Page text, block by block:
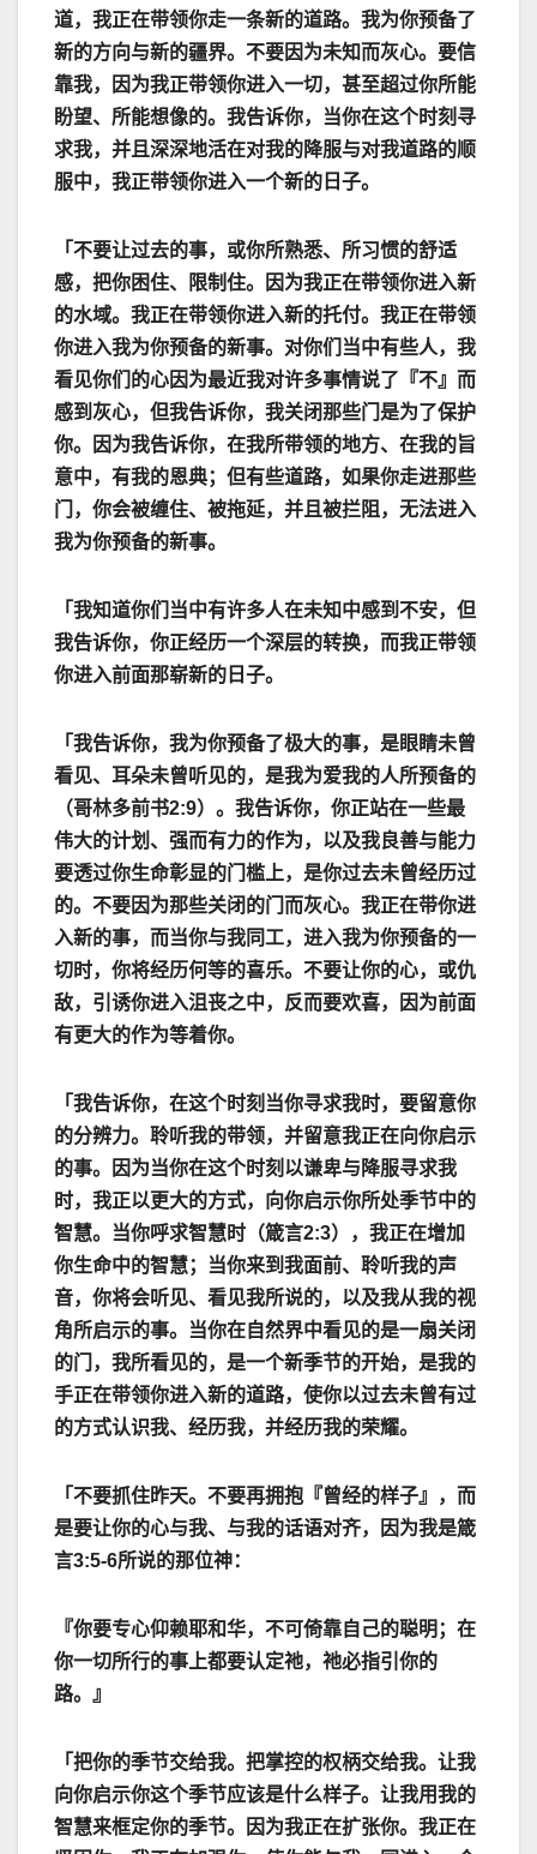
道，我正在带领你走一条新的道路。我为你预备了
新的方向与新的疆界。不要因为未知而灰心。要信
靠我，因为我正带领你进入一切，甚至超过你所能
盼望、所能想像的。我告诉你，当你在这个时刻寻
求我，并且深深地活在对我的降服与对我道路的顺
服中，我正带领你进入一个新的日子。
「不要让过去的事，或你所熟悉、所习惯的舒适
感，把你困住、限制住。因为我正在带领你进入新
的水域。我正在带领你进入新的托付。我正在带领
你进入我为你预备的新事。对你们当中有些人，我
看见你们的心因为最近我对许多事情说了『不』而
感到灰心，但我告诉你，我关闭那些门是为了保护
你。因为我告诉你，在我所带领的地方、在我的旨
意中，有我的恩典；但有些道路，如果你走进那些
门，你会被缠住、被拖延，并且被拦阻，无法进入
我为你预备的新事。
「我知道你们当中有许多人在未知中感到不安，但
我告诉你，你正经历一个深层的转换，而我正带领
你进入前面那崭新的日子。
「我告诉你，我为你预备了极大的事，是眼睛未曾
看见、耳朵未曾听见的，是我为爱我的人所预备的
（哥林多前书2:9）。我告诉你，你正站在一些最
伟大的计划、强而有力的作为，以及我良善与能力
要透过你生命彰显的门槛上，是你过去未曾经历过
的。不要因为那些关闭的门而灰心。我正在带你进
入新的事，而当你与我同工，进入我为你预备的一
切时，你将经历何等的喜乐。不要让你的心，或仇
敌，引诱你进入沮丧之中，反而要欢喜，因为前面
有更大的作为等着你。
「我告诉你，在这个时刻当你寻求我时，要留意你
的分辨力。聆听我的带领，并留意我正在向你启示
的事。因为当你在这个时刻以谦卑与降服寻求我
时，我正以更大的方式，向你启示你所处季节中的
智慧。当你呼求智慧时（箴言2:3），我正在增加
你生命中的智慧；当你来到我面前、聆听我的声
音，你将会听见、看见我所说的，以及我从我的视
角所启示的事。当你在自然界中看见的是一扇关闭
的门，我所看见的，是一个新季节的开始，是我的
手正在带领你进入新的道路，使你以过去未曾有过
的方式认识我、经历我，并经历我的荣耀。
「不要抓住昨天。不要再拥抱『曾经的样子』，而
是要让你的心与我、与我的话语对齐，因为我是箴
言3:5-6所说的那位神：
『你要专心仰赖耶和华，不可倚靠自己的聪明；在
你一切所行的事上都要认定祂，祂必指引你的
路。』
「把你的季节交给我。把掌控的权柄交给我。让我
向你启示你这个季节应该是什么样子。让我用我的
智慧来框定你的季节。因为我正在扩张你。我正在